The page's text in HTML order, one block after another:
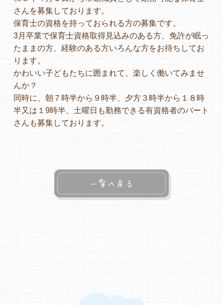
在園児保護者の方へ
採用情報
ヒーローズ保育園
さんを募集しております。
保育士の資格を持っておられる方の募集です。
3月卒業で保育士資格取得見込みのある方、免許が眠っ
たままの方、経験のある方いろんな方をお待ちしてお
ります。
かわいい子どもたちに囲まれて、楽しく働いてみませ
んか？
同時に、朝７時半から９時半、夕方３時半から１８時
半又は１9時半、土曜日も勤務できる有資格者のパート
さんも募集しております。
一覧へ戻る